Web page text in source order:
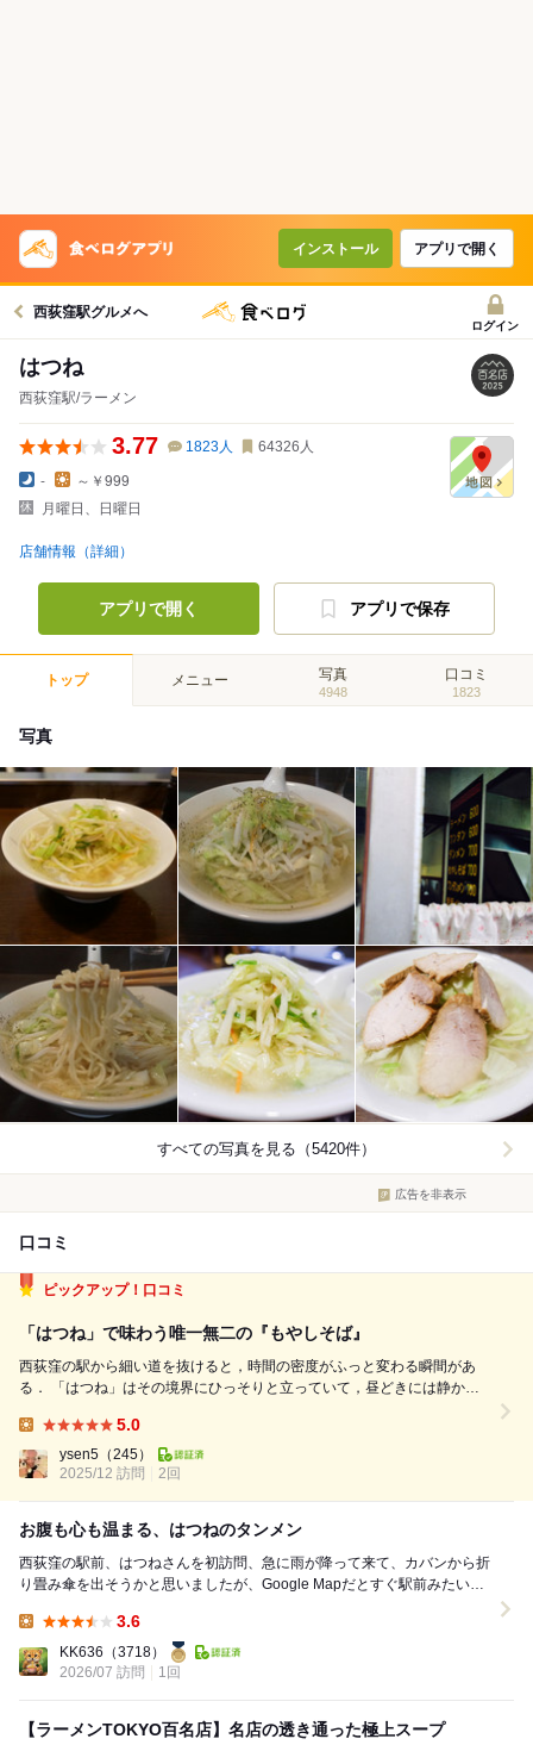
インストール アプリで開く
西荻窪駅グルメへ
ログイン
はつね
西荻窪駅/ラーメン
3.77 1823人 64326 人
-
～￥999
月曜日、日曜日
店舗情報（詳細）
アプリで開く アプリで保存
トップ メニュー 写真
4948
口コミ
1823
写真
すべての写真を見る（5420件）
広告を非表示
口コミ
ピックアップ！口コミ
「はつね」で味わう唯一無二の『もやしそば』
西荻窪の駅から細い道を抜けると，時間の密度がふっと変わる瞬間があ
る． 「はつね」はその境界にひっそりと立っていて，昼どきには静かに
た． スープの油膜が薄く張り，オレンジがかった琥珀色が揺れている．
もやしと細い人参は，炒めの...
5.0
ysen5 （245）
2025/12 訪問
2回
お腹も心も温まる、はつねのタンメン
西荻窪の駅前、はつねさんを初訪問、急に雨が降って来て、カバンから折
り畳み傘を出そうかと思いましたが、Google Mapだとすぐ駅前みたいな
3.6
KK636 （3718）
2026/07 訪問
1回
【ラーメンTOKYO百名店】名店の透き通った極上スープ